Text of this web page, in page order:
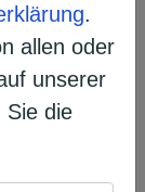
.
allen oder
unserer
Sie die